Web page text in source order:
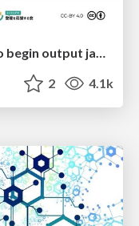
アウトプットを始めよう / How to begin output jawsug-bgnr
2 4.1k